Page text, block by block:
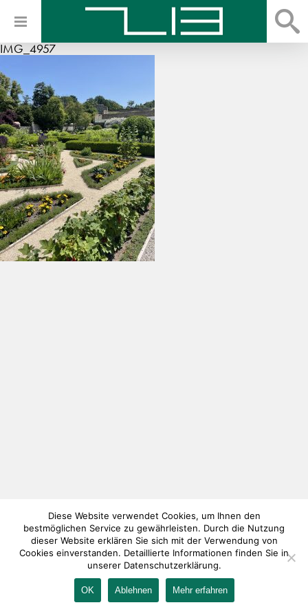
IMG_4957
IMPRESSUM KONTAKT AGB DATENSCHUTZ
Diese Website verwendet Cookies, um Ihnen den
bestmöglichen Service zu gewährleisten. Durch die Nutzung
dieser Website erklären Sie sich mit der Verwendung von
Cookies einverstanden. Detaillierte Informationen finden Sie in
unserer Datenschutzerklärung.
OK Ablehnen Mehr erfahren